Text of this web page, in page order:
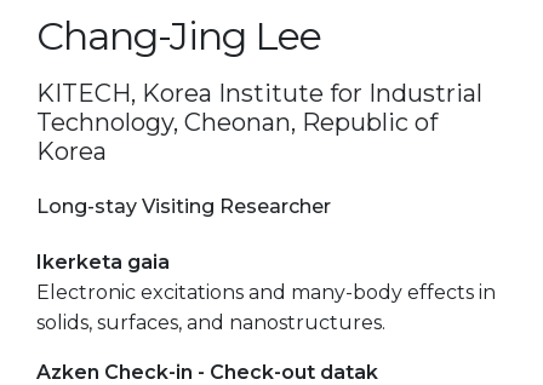
Chang-Jing Lee
KITECH, Korea Institute for Industrial
Technology, Cheonan, Republic of
Korea
Long-stay Visiting Researcher
Ikerketa gaia
Electronic excitations and many-body effects in
solids, surfaces, and nanostructures.
Azken Check-in - Check-out datak